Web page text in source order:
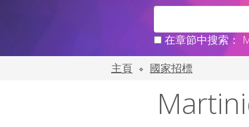
在章節中搜索：
主頁
國家招標